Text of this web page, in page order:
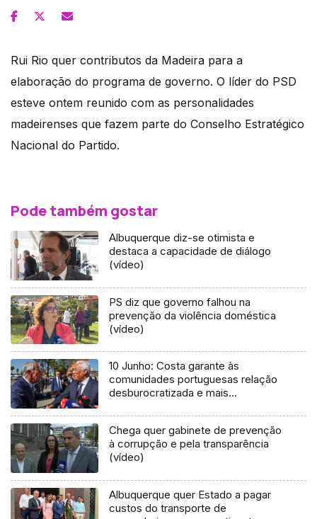
Rui Rio quer contributos da Madeira para a
elaboração do programa de governo. O líder do PSD
esteve ontem reunido com as personalidades
madeirenses que fazem parte do Conselho Estratégico
Nacional do Partido.
Pode também gostar
Albuquerque diz-se otimista e
destaca a capacidade de diálogo
(vídeo)
PS diz que governo falhou na
prevenção da violência doméstica
(vídeo)
10 Junho: Costa garante às
comunidades portuguesas relação
desburocratizada e mais
Chega quer gabinete de prevenção
à corrupção e pela transparência
(vídeo)
Albuquerque quer Estado a pagar
custos do transporte de